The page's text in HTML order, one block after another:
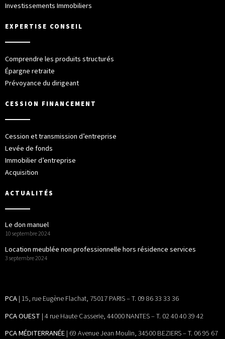
Investissements Immobiliers
EXPERTISE CONSEIL
Comprendre les produits structurés
Épargne retraite
Prévoyance du dirigeant
CESSION FINANCEMENT
Cession et transmission d’entreprise
Levée de fonds
Immobilier d’entreprise
Acquisition
ACTUALITÉS
Le don manuel
10 septembre 2024
Location meublée non professionnelle hors résidence services
3 septembre 2024
PCA| 15, rue Eugène Flachat, 75017 PARIS – T. 09 86 33 33 36
PCA OUEST | 4 rue Haute Casserie, 44000 NANTES – T. 02 40 40 39 42
PCA MÉDITERRANÉE| 69 Avenue Jean Moulin, 34500 BEZIERS – T. 06 95 67